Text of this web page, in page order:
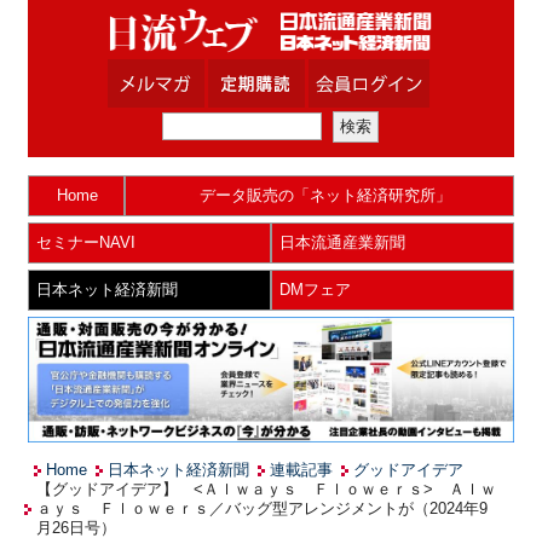
Home データ販売の「ネット経済研究所」
セミナーNAVI 日本流通産業新聞
日本ネット経済新聞 DMフェア
Home 日本ネット経済新聞 連載記事
グッドアイデア
【グッドアイデア】 <Ａｌｗａｙｓ Ｆｌｏｗｅｒｓ> Ａｌｗ
ａｙｓ Ｆｌｏｗｅｒｓ／バッグ型アレンジメントが（2024年9
月26日号）